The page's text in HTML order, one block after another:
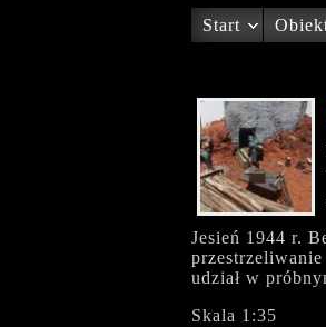
Start
Jesień 1944 r.
udział w
Skala 1:35